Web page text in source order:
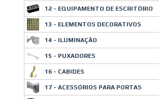
12 - EQUIPAMENTO DE ESCRITÓRIO
13 - ELEMENTOS DECORATIVOS
14 - ILUMINAÇÃO
15 - PUXADORES
16 - CABIDES
17 - ACESSÓRIOS PARA PORTAS